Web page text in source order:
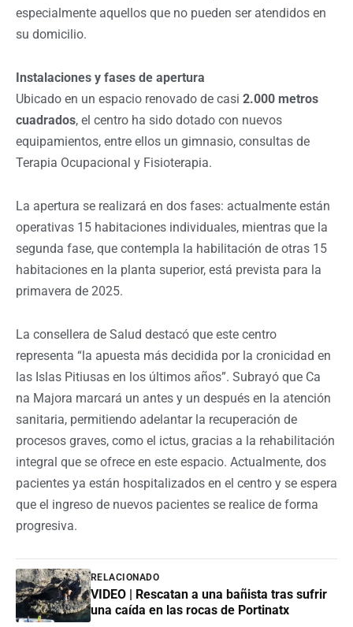
especialmente aquellos que no pueden ser atendidos en
su domicilio.
Instalaciones y fases de apertura
Ubicado en un espacio renovado de casi 2.000 metros
cuadrados, el centro ha sido dotado con nuevos
equipamientos, entre ellos un gimnasio, consultas de
Terapia Ocupacional y Fisioterapia.
La apertura se realizará en dos fases: actualmente están
operativas 15 habitaciones individuales, mientras que la
segunda fase, que contempla la habilitación de otras 15
habitaciones en la planta superior, está prevista para la
primavera de 2025.
La consellera de Salud destacó que este centro
representa “la apuesta más decidida por la cronicidad en
las Islas Pitiusas en los últimos años”. Subrayó que Ca
na Majora marcará un antes y un después en la atención
sanitaria, permitiendo adelantar la recuperación de
procesos graves, como el ictus, gracias a la rehabilitación
integral que se ofrece en este espacio. Actualmente, dos
pacientes ya están hospitalizados en el centro y se espera
que el ingreso de nuevos pacientes se realice de forma
progresiva.
RELACIONADO
VIDEO | Rescatan a una bañista tras sufrir
una caída en las rocas de Portinatx